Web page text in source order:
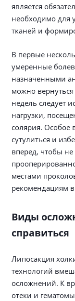
является
необходимо для
тканей и
В первые
умеренные
назначенными
можно
недель следует
нагрузки,
солярия. Особое
сутулиться и
вперед, чтобы
местами
рекомендациям
Виды
справиться
Липосакция
технологий
осложнений. К
отеки и